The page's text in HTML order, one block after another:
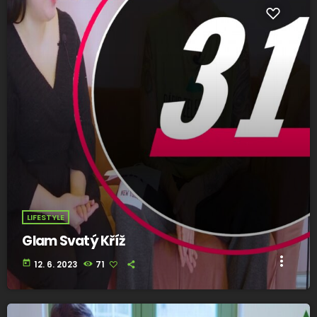
LIFESTYLE
Glam Svatý Kříž
today 12. 6. 2023 71 more_vert